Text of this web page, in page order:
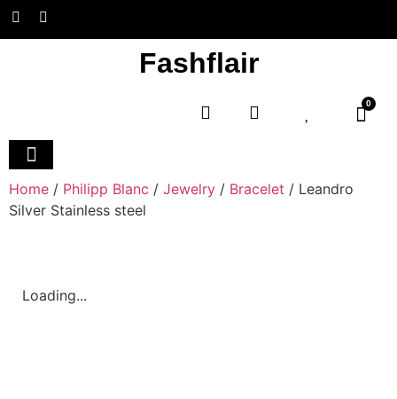
Fashflair
0
Home / Philipp Blanc / Jewelry / Bracelet / Leandro
Silver Stainless steel
Loading...